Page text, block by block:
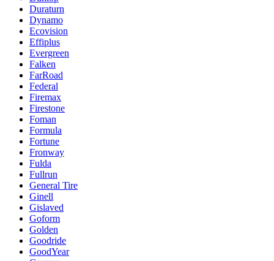
Duraturn
Dynamo
Ecovision
Effiplus
Evergreen
Falken
FarRoad
Federal
Firemax
Firestone
Foman
Formula
Fortune
Fronway
Fulda
Fullrun
General Tire
Ginell
Gislaved
Goform
Golden
Goodride
GoodYear